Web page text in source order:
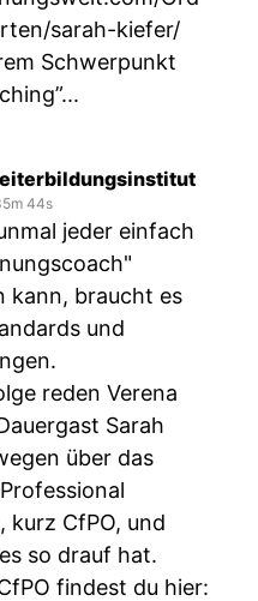
sarah-kiefer/
Schwerpunkt
44s
jeder einfach
kann, braucht es
und
reden Verena
Sarah
über das
kurz CfPO, und
so drauf hat.
findest du hier: